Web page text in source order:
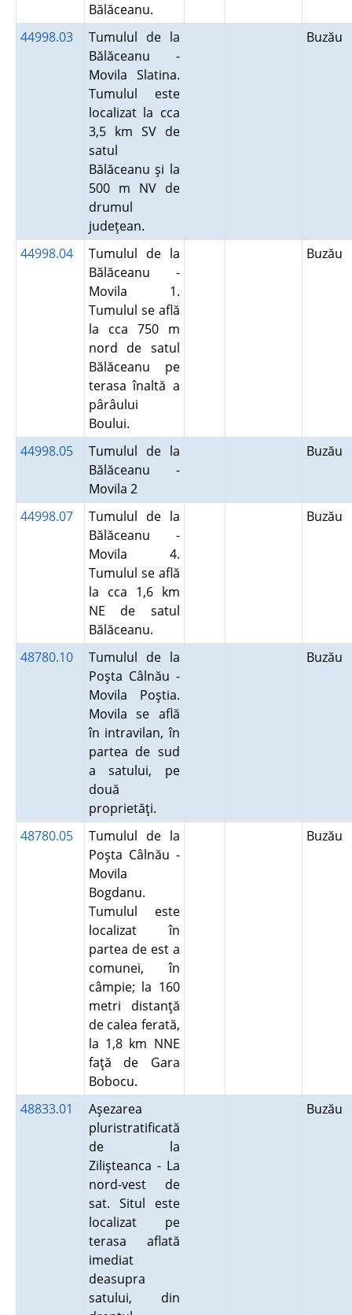
Bălăceanu.
44998.03
Tumulul de la
Bălăceanu -
Movila Slatina.
Tumulul este
localizat la cca
3,5 km SV de
satul
Bălăceanu şi la
500 m NV de
drumul
judeţean.
Buzău
44998.04
Tumulul de la
Bălăceanu -
Movila 1.
Tumulul se află
la cca 750 m
nord de satul
Bălăceanu pe
terasa înaltă a
pârâului
Boului.
Buzău
44998.05
Tumulul de la
Bălăceanu -
Movila 2
Buzău
44998.07
Tumulul de la
Bălăceanu -
Movila 4.
Tumulul se află
la cca 1,6 km
NE de satul
Bălăceanu.
Buzău
48780.10
Tumulul de la
Poşta Câlnău -
Movila Poştia.
Movila se află
în intravilan, în
partea de sud
a satului, pe
două
proprietăţi.
Buzău
48780.05
Tumulul de la
Poşta Câlnău -
Movila
Bogdanu.
Tumulul este
localizat în
partea de est a
comunei, în
câmpie; la 160
metri distanţă
de calea ferată,
la 1,8 km NNE
faţă de Gara
Bobocu.
Buzău
48833.01
Aşezarea
pluristratificată
de la
Zilişteanca - La
nord-vest de
sat. Situl este
localizat pe
terasa aflată
imediat
deasupra
satului, din
Buzău